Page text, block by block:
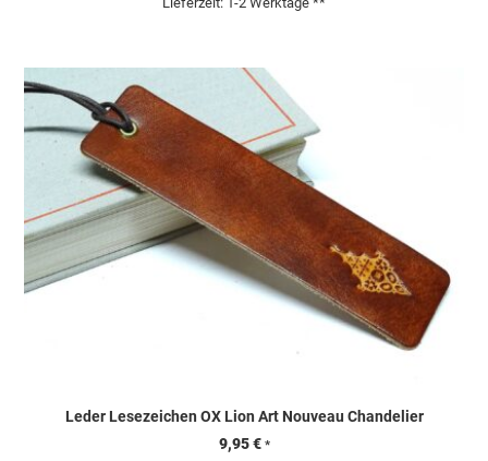
Leder Lesezeichen OX Lion Art Nouveau Chandelier
9,95€ *